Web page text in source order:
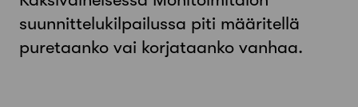
suunnittelukilpailussa piti määritellä
puretaanko vai korjataanko vanhaa.